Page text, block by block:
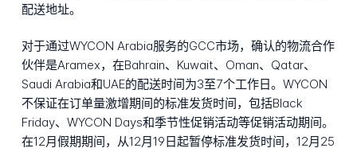
配送地址。
对于通过WYCON Arabia服务的GCC市场，确认的物流合作
伙伴是Aramex，在Bahrain、Kuwait、Oman、Qatar、
Saudi Arabia和UAE的配送时间为3至7个工作日。WYCON
不保证在订单量激增期间的标准发货时间，包括Black
Friday、WYCON Days和季节性促销活动等促销活动期间。
在12月假期期间，从12月19日起暂停标准发货时间，12月25